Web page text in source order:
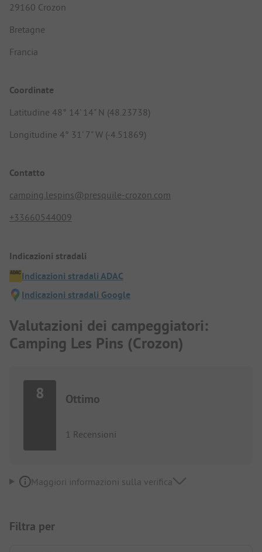
29160 Crozon
Bretagne
Francia
Coordinate
Latitudine 48° 14' 14" N (48.23738)
Longitudine 4° 31' 7" W (-4.51869)
Contatto
camping.lespins@presquile-crozon.com
+33660544009
Indicazioni stradali
Indicazioni stradali ADAC
Indicazioni stradali Google
Valutazioni dei campeggiatori:
Camping Les Pins (Crozon)
8 Ottimo
1 Recensioni
Maggiori informazioni sulla verifica
Filtra per